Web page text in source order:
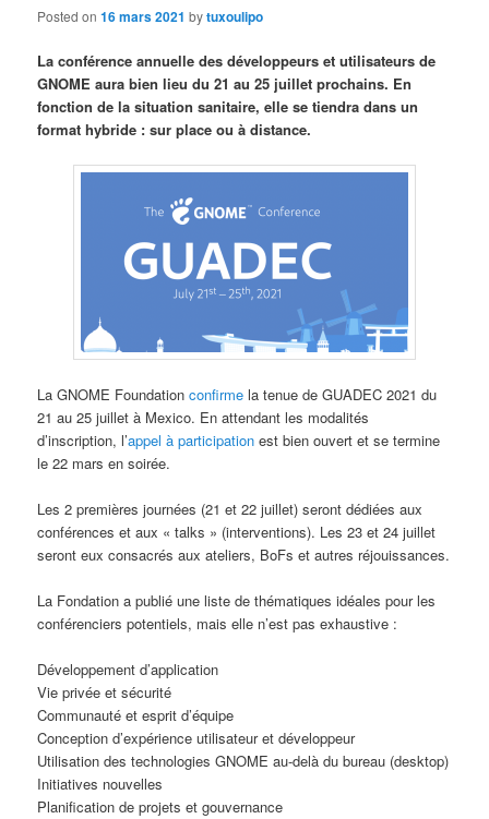
Posted on16 mars 2021 bytuxoulipo
La conférence annuelle des développeurs et utilisateurs de
GNOME aura bien lieu du 21 au 25 juillet prochains. En
fonction de la situation sanitaire, elle se tiendra dans un
format hybride : sur place ou à distance.
La GNOME Foundationconfirme la tenue de GUADEC 2021 du
21 au 25 juillet à Mexico. En attendant les modalités
d’inscription, l’appel à participation est bien ouvert et se termine
le 22 mars en soirée.
Les 2 premières journées (21 et 22 juillet) seront dédiées aux
conférences et aux « talks » (interventions). Les 23 et 24 juillet
seront eux consacrés aux ateliers, BoFs et autres réjouissances.
La Fondation a publié une liste de thématiques idéales pour les
conférenciers potentiels, mais elle n’est pas exhaustive :
Développement d’application
Vie privée et sécurité
Communauté et esprit d’équipe
Conception d’expérience utilisateur et développeur
Utilisation des technologies GNOME au-delà du bureau (desktop)
Initiatives nouvelles
Planification de projets et gouvernance